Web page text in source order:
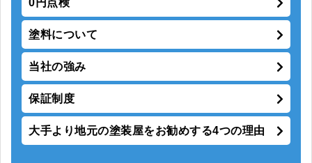
塗料について
当社の強み
保証制度
大手より地元の塗装屋をお勧めする4つの理由